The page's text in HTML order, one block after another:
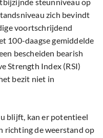
zich bevindt
voortschrijdend
100-daagse gemiddelde
bescheiden bearish
Strength Index (RSI)
bezit niet in
blijft, kan er potentieel
richting de weerstand op